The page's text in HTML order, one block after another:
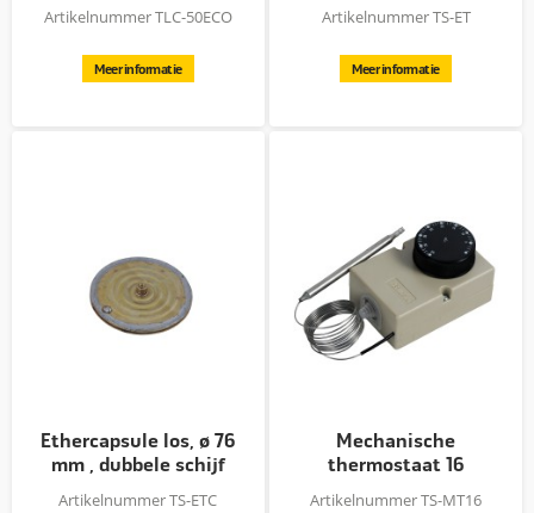
Artikelnummer TLC-50ECO
Meer informatie
Artikelnummer TS-ET
Meer informatie
Ethercapsule los, ø 76
mm , dubbele schijf
Artikelnummer TS-ETC
Mechanische
thermostaat 16
Ampère
Artikelnummer TS-MT16